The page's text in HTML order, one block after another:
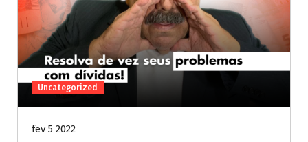
Uncategorized
fev 5 2022